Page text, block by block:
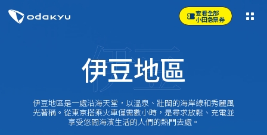
查看全部
小田急票券
伊豆地區
伊豆地區是一處沿海天堂，以溫泉、壯闊的海岸線和秀麗風
光著稱。從東京搭乘火車僅需數小時，是尋求放鬆、充電並
享受悠閒海濱生活的人們的熱門去處。